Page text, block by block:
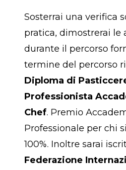
Sosterrai una verifica
pratica, dimostrerai le
durante il percorso
termine del percorso
Diploma di
Professionista
Chef. Premio
Professionale per chi
100%. Inoltre sarai
Federazione